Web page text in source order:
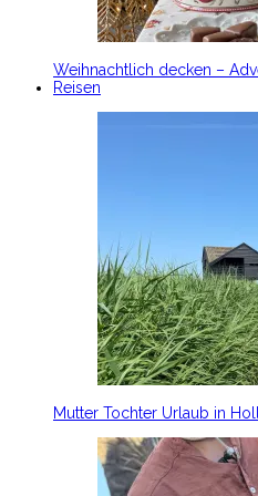
Weihnachtlich decken –
Reisen
Mutter Tochter Urlaub in